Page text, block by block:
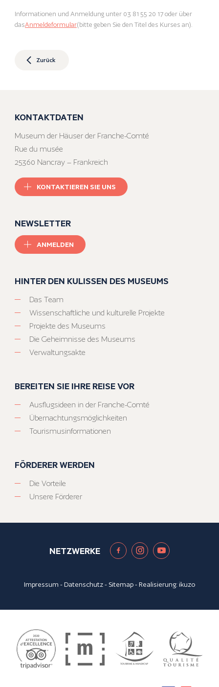
Informationen und Anmeldung unter 03 81 55 20 17 oder über
dasAnmeldeformular(bitte geben Sie den Titel des Kurses an).
Zurück
KONTAKTDATEN
Museum der Häuser der Franche-Comté
Rue du musée
25360 Nancray – Frankreich
KONTAKTIEREN SIE UNS
NEWSLETTER
ANMELDEN
HINTER DEN KULISSEN DES MUSEUMS
Das Team
Wissenschaftliche und kulturelle Projekte
Projekte des Museums
Die Geheimnisse des Museums
Verwaltungsakte
BEREITEN SIE IHRE REISE VOR
Ausflugsideen in der Franche-Comté
Übernachtungsmöglichkeiten
Tourismusinformationen
FÖRDERER WERDEN
Die Vorteile
Unsere Förderer
NETZWERKE
Impressum -Datenschutz- Sitemap- Realisierung:ikuzo